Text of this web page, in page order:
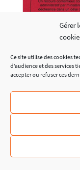
Gérer
Ce site utilise des cookies
d’audience et des services
accepter ou refuser ces
Avis